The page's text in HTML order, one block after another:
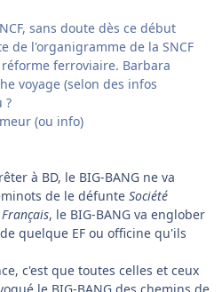
sans doute dès ce début
de l'organigramme de la SNCF
ferroviaire. Barbara
voyage (selon des infos
?
(ou info)
à BD, le BIG-BANG ne va
de le défunte Société
, le BIG-BANG va englober
quelque EF ou officine qu'ils
c'est que toutes celles et ceux